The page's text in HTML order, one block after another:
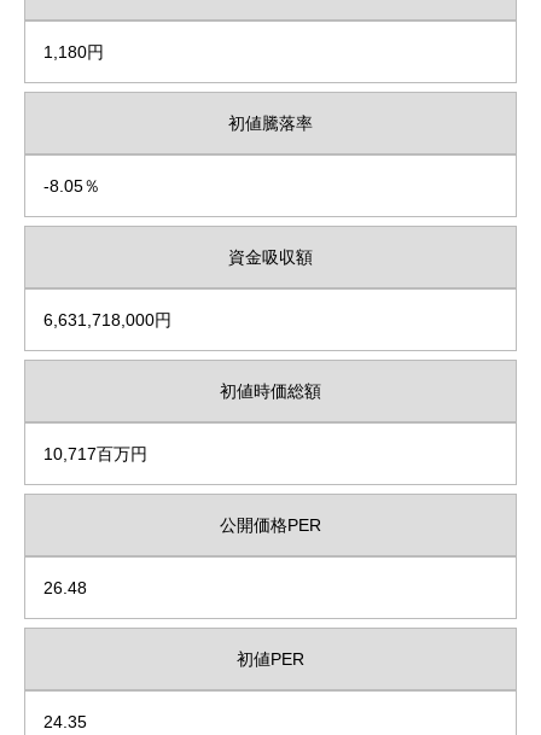
1,180円
初値騰落率
-8.05％
資金吸収額
6,631,718,000円
初値時価総額
10,717百万円
公開価格PER
26.48
初値PER
24.35